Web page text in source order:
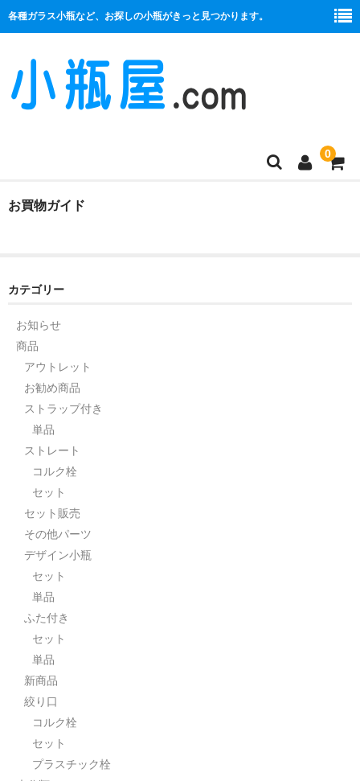
各種ガラス小瓶など、お探しの小瓶がきっと見つかります。
0
商品一覧
セット
ストレート
コルク栓
ストラップ付き
単品
セット
ふた付き
セット
デザイン小瓶
単品
セット
パーツ
お買物ガイド
カテゴリー
お知らせ
商品
アウトレット
お勧め商品
ストラップ付き
単品
ストレート
コルク栓
セット
セット販売
その他パーツ
デザイン小瓶
セット
単品
ふた付き
セット
単品
新商品
絞り口
コルク栓
セット
プラスチック栓